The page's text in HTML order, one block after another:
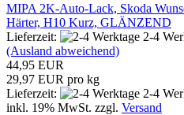
MIPA 2K-Auto-Lack, Skoda
Härter, H10 Kurz, GLÄNZEND
Lieferzeit:
2-4
(Ausland abweichend)
44,95 EUR
29,97 EUR pro kg
Lieferzeit:
2-4
inkl. 19% MwSt. zzgl. Versand